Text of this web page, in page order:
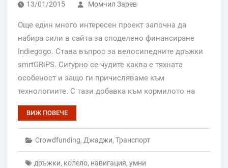
13/01/2015 Момчил Зарев
Още един много интересен проект започна да
набира сили в сайта за споделено финансиране
Indiegogo. Става въпрос за велосипедните дръжки
smrtGRiPS. Сигурно се чудите каква е тяхната
особеност и защо ги причисляваме към
технологиите. С тази добавка към кормилото на
ВИЖ ПОВЕЧЕ
Crowdfunding, Джаджи, Транспорт
дръжки, колело, навигация, умни